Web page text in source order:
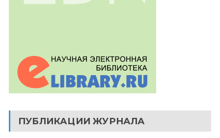
ПУБЛИКАЦИИ ЖУРНАЛА